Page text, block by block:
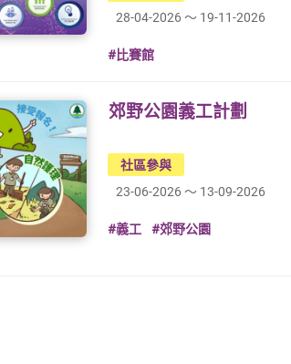
28-04-2026 ～ 19-11-2026
#比賽館
郊野公園義工計劃
社區參與
23-06-2026 ～ 13-09-2026
#義工 #郊野公園